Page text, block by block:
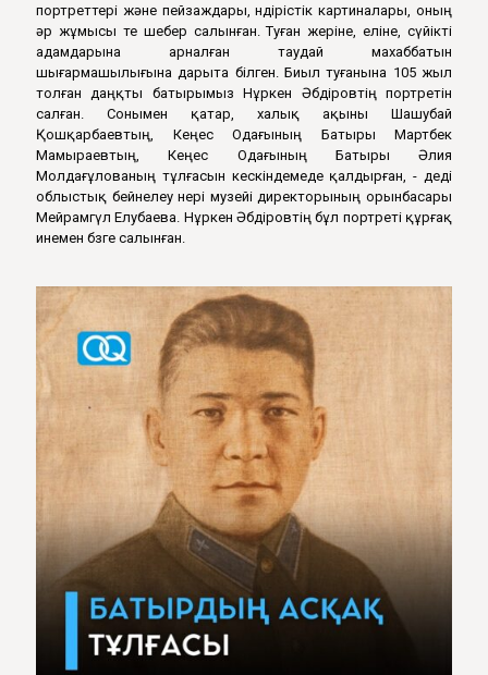
портреттері жəне пейзаждары, өндірістік картиналары, оның
əр жұмысы өте шебер салынған. Туған жеріне, еліне, сүйікті
адамдарына арналған таудай махаббатын
шығармашылығына дарыта білген. Биыл туғанына 105 жыл
толған даңқты батырымыз Нұркен Әбдіровтің портретін
салған. Сонымен қатар, халық ақыны Шашубай
Қошқарбаевтың, Кеңес Одағының Батыры Мартбек
Мамыраевтың, Кеңес Одағының Батыры Әлия
Молдағұлованың тұлғасын кес­кіндемеде қалдырған, - деді
облыстық бейнелеу өнері музейі директорының орынбасары
Мейрамгүл Елубаева. Нұркен Әбдіровтің бұл портреті құрғақ
инемен бөзге салынған.